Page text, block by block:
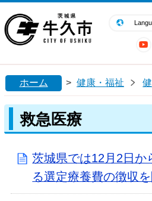
閉じる
ホーム > 健康・福祉
救急医療
茨城県では12月2日か
る選定療養費の徴収